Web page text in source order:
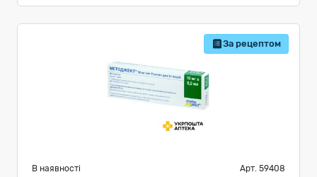
За рецептом
В наявності Арт. 59408